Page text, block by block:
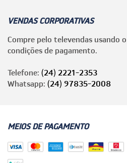
VENDAS CORPORATIVAS
Compre pelo televendas usando
condições de pagamento.
Telefone: (24) 2221-2353
Whatsapp: (24) 97835-2008
MEIOS DE PAGAMENTO